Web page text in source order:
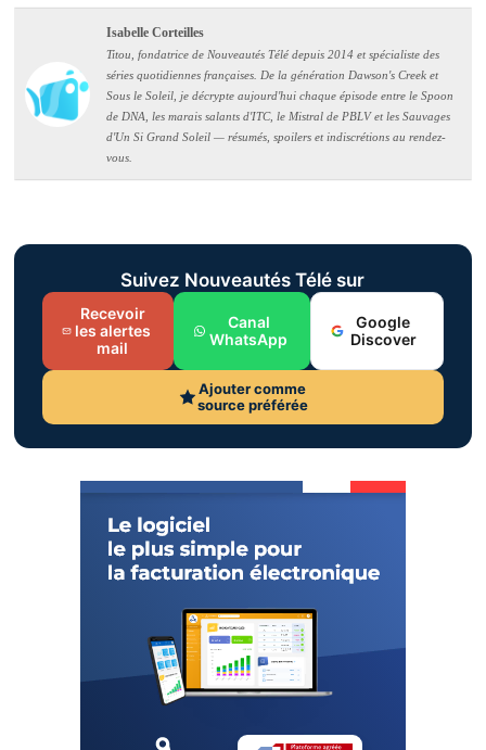
Isabelle Corteilles
Titou, fondatrice de Nouveautés Télé depuis 2014 et spécialiste des
séries quotidiennes françaises. De la génération Dawson's Creek et
Sous le Soleil, je décrypte aujourd'hui chaque épisode entre le Spoon
de DNA, les marais salants d'ITC, le Mistral de PBLV et les Sauvages
d'Un Si Grand Soleil — résumés, spoilers et indiscrétions au rendez-
vous.
Suivez Nouveautés Télé sur
Recevoir
les alertes
mail
Canal
WhatsApp
Google
Discover
Ajouter comme
source préférée